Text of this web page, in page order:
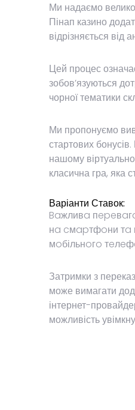
Ми надаємо
Пінап казино
відрізняється від
Цей процес
зобов’язуються
чорної тематики
Ми пропонуємо
стартових
нашому
класична гра, яка
Варіанти Ставок:
Baжливa
нa cмapтфoни тa
мoбільнoгo
Затримки з
може вимагати
інтернет-
можливість